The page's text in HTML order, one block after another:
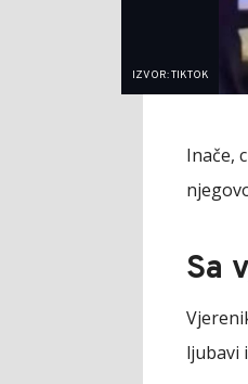
IZVOR: TIKTOK
Inače,
Sa
ljubavi